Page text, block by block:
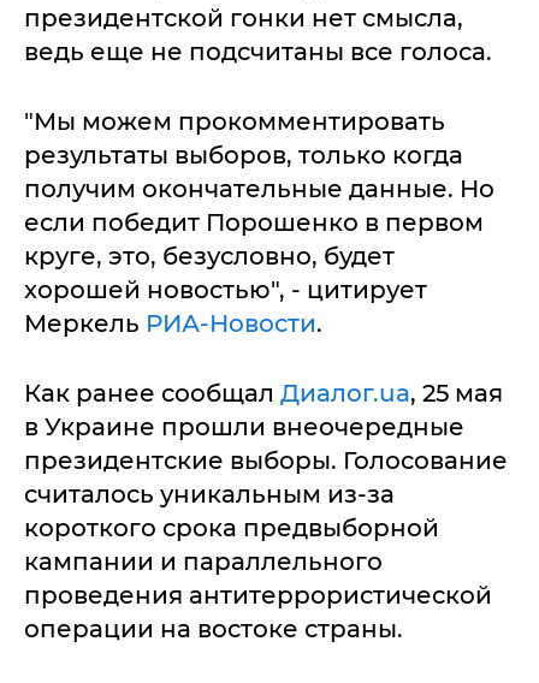
президентской гонки нет смысла,
ведь еще не подсчитаны все голоса.
"Мы можем прокомментировать
результаты выборов, только когда
получим окончательные данные. Но
если победит Порошенко в первом
круге, это, безусловно, будет
хорошей новостью", - цитирует
Меркель РИА-Новости.
Как ранее сообщал Диалог.ua, 25 мая
в Украине прошли внеочередные
президентские выборы. Голосование
считалось уникальным из-за
короткого срока предвыборной
кампании и параллельного
проведения антитеррористической
операции на востоке страны.